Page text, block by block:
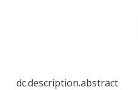
dc.description.abstract